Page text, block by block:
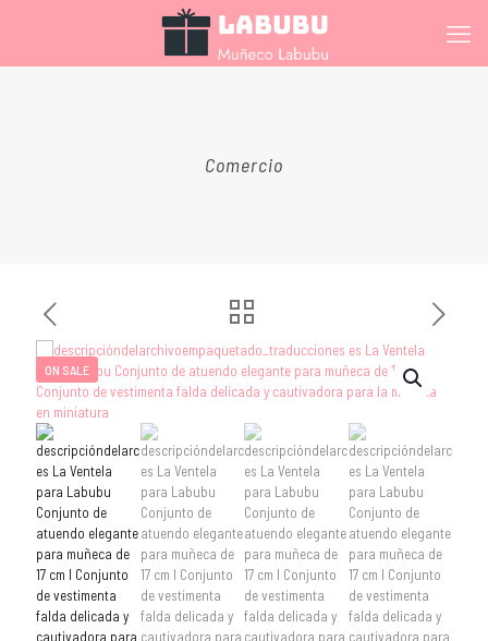
Comercio
ON SALE